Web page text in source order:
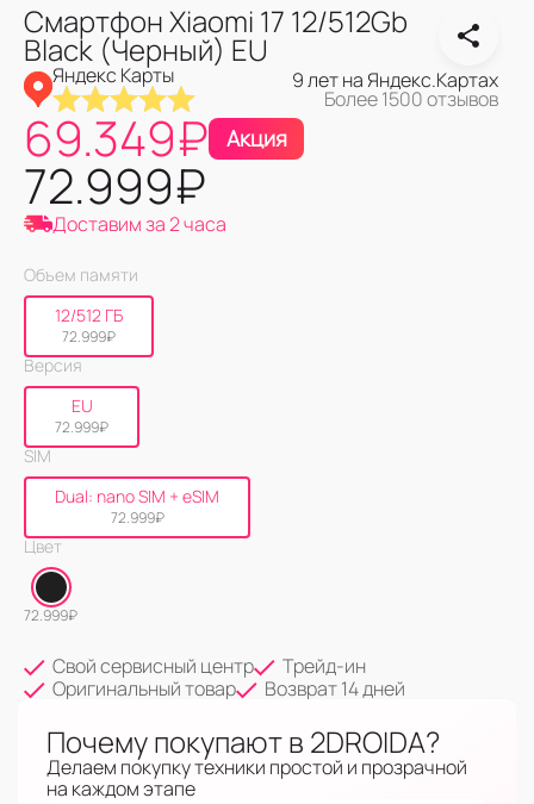
Смартфон Xiaomi 17 12/512Gb
Black (Черный) EU
Яндекс Карты 9 лет на Яндекс.Картах
Более 1500 отзывов
69.349₽ Акция
72.999₽
Доставим за 2 часа
Объем памяти
12/512 ГБ
72.999₽
Версия
EU
72.999₽
SIM
Dual: nano SIM + eSIM
72.999₽
Цвет
72.999₽
Свой сервисный центр
Трейд-ин
Оригинальный товар
Возврат 14 дней
Почему покупают в 2DROIDA?
Делаем покупку техники простой и прозрачной
на каждом этапе